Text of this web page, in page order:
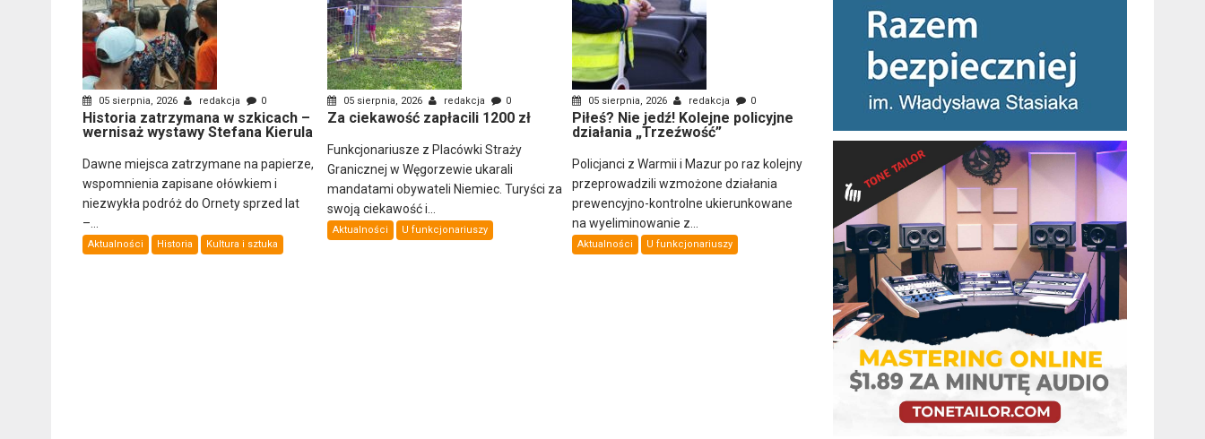
05 sierpnia, 2026 redakcja 0
Historia zatrzymana w szkicach –
wernisaż wystawy Stefana Kierula
Dawne miejsca zatrzymane na papierze,
wspomnienia zapisane ołówkiem i
niezwykła podróż do Ornety sprzed lat
–...
Aktualności Historia Kultura i sztuka
05 sierpnia, 2026 redakcja 0
Za ciekawość zapłacili 1200 zł
Funkcjonariusze z Placówki Straży
Granicznej w Węgorzewie ukarali
mandatami obywateli Niemiec. Turyści za
swoją ciekawość i...
Aktualności U funkcjonariuszy
05 sierpnia, 2026 redakcja 0
Piłeś? Nie jedź! Kolejne policyjne
działania „Trzeźwość”
Policjanci z Warmii i Mazur po raz kolejny
przeprowadzili wzmożone działania
prewencyjno-kontrolne ukierunkowane
na wyeliminowanie z...
Aktualności U funkcjonariuszy